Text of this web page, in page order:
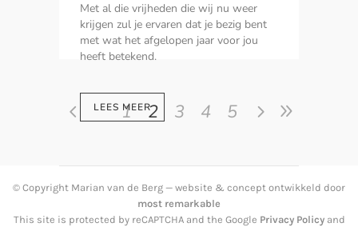
Met al die vrijheden die wij nu weer
krijgen zul je ervaren dat je bezig bent
met wat het afgelopen jaar voor jou
heeft betekend.
LEES MEER
1 2 3 4 5
© Copyright Marian van de Berg — website & concept ontwikkeld door
most remarkable
This site is protected by reCAPTCHA and the Google Privacy Policyand